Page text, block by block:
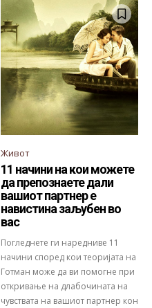
Живот
11 начини на кои можете
да препознаете дали
вашиот партнер е
навистина заљубен во
вас
Погледнете ги наредниве 11
начини според кои теоријата на
Готман може да ви помогне при
откривање на длабочината на
чувствата на вашиот партнер кон